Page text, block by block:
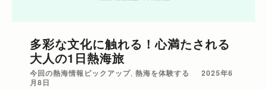
多彩な文化に触れる！心満たされる
大人の1日熱海旅
今回の熱海情報ピックアップ, 熱海を体験する
2025年6
月8日